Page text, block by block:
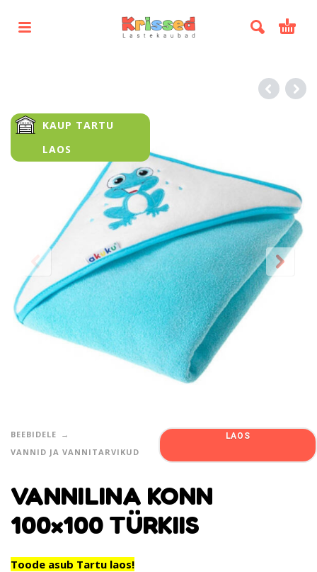
KAUP TARTU
LAOS
BEEBIDELE
VANNID JA VANNITARVIKUD
LAOS
VANNILINA KONN
100×100 TÜRKIIS
Toode asub Tartu laos!